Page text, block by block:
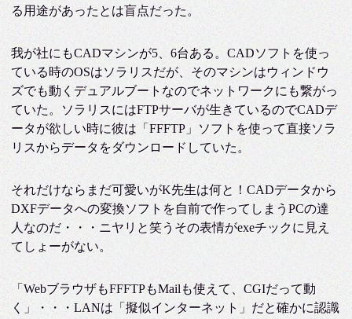
る用途があったとは盲点だった。
我が社にもCADマシンが5、6台ある。CADソフトを使っ
ている時のOSはソラリスだが、そのマシンはウィンドウ
ズでも動くデュアルブートなのでネットワークにも繋がっ
ていた。ソラリスにはFTPサーバが生きているのでCADデ
ータが欲しい時に彼は「FFFTP」ソフトを使って直接ソラ
リスからデータをダウンロードしていた。
それだけならまだ可愛いがK先生は何と！CADデータから
DXFデータへの変換ソフトを自前で作ってしまうPCの達
人なのだ・・・ニヤリと笑うその表情がexeチックに見え
てしょーがない。
「WebブラウザもFFFTPもMailも使えて、CGIだって動
く」・・・LANは「擬似インターネット」だと確かに認識